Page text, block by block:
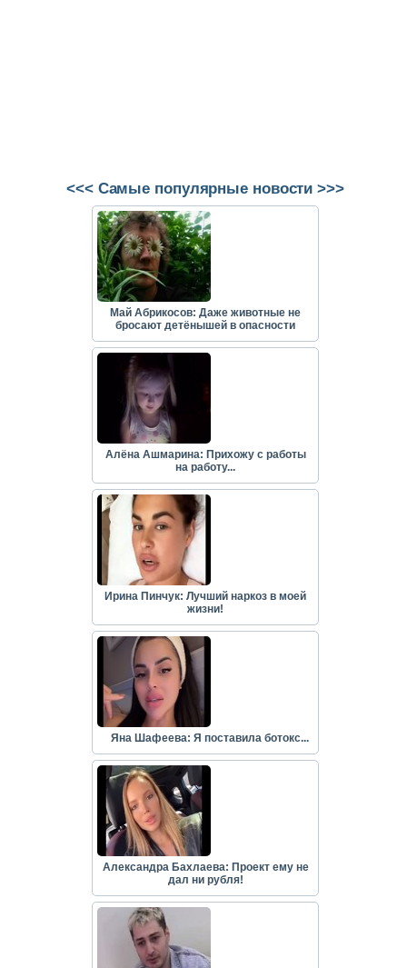
<<< Самые популярные новости >>>
Май Абрикосов: Даже животные не
бросают детёнышей в опасности
Алёна Ашмарина: Прихожу с работы
на работу...
Ирина Пинчук: Лучший наркоз в моей
жизни!
Яна Шафеева: Я поставила ботокс...
Александра Бахлаева: Проект ему не
дал ни рубля!